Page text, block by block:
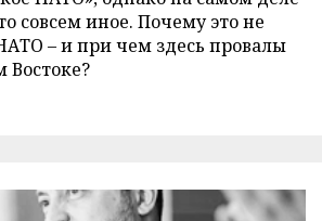
совсем иное. Почему это не
– и при чем здесь провалы